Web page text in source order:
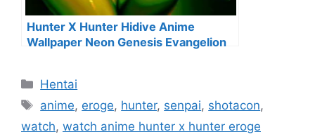
Hunter X Hunter Hidive Anime
Wallpaper Neon Genesis Evangelion
Categorías
Hentai
Etiquetas
anime, eroge, hunter, senpai, shotacon,
watch, watch anime hunter x hunter eroge